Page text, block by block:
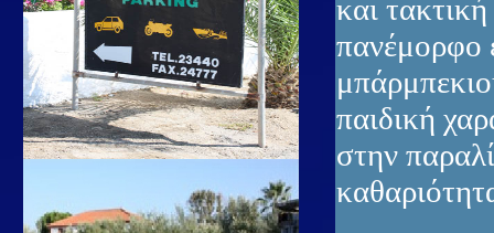
και
πανέμορφο
παιδική
στην